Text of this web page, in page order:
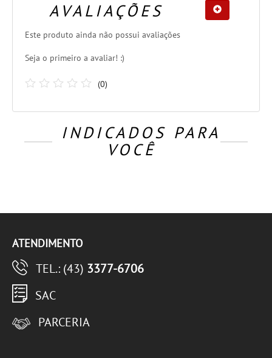
AVALIAÇÕES
Este produto ainda não possui avaliações
Seja o primeiro a avaliar! :)
(0)
INDICADOS PARA
VOCÊ
ATENDIMENTO
TEL.: (43) 3377-6706
SAC
PARCERIA